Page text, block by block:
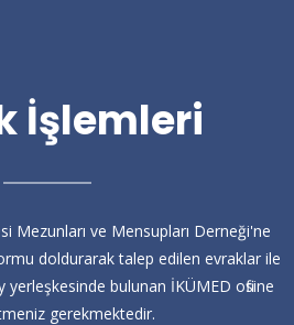
İşlemleri
Mezunları ve Mensupları Derneği'ne
doldurarak talep edilen evraklar ile
bulunan İKÜMED ofisine
gerekmektedir.